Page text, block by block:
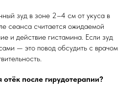
зуд в зоне 2–4 см от укуса в
сеанса считается ожидаемой
и действие гистамина. Если зуд
— это повод обсудить с врачом
после гирудотерапии?